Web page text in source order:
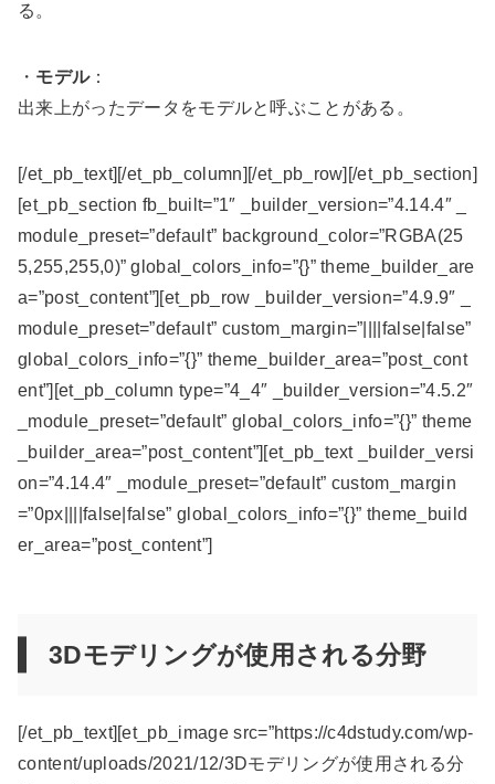
る。
・ モデル：
出来上がったデータをモデルと呼ぶことがある。
[/et_pb_text][/et_pb_column][/et_pb_row][/et_pb_section]
[et_pb_section fb_built=”1″ _builder_version=”4.14.4″ _
module_preset=”default” background_color=”RGBA(25
5,255,255,0)” global_colors_info=”{}” theme_builder_are
a=”post_content”][et_pb_row _builder_version=”4.9.9″ _
module_preset=”default” custom_margin=”||||false|false”
global_colors_info=”{}” theme_builder_area=”post_cont
ent”][et_pb_column type=”4_4″ _builder_version=”4.5.2″
_module_preset=”default” global_colors_info=”{}” theme
_builder_area=”post_content”][et_pb_text _builder_versi
on=”4.14.4″ _module_preset=”default” custom_margin
=”0px||||false|false” global_colors_info=”{}” theme_build
er_area=”post_content”]
3Dモデリングが使用される分野
[/et_pb_text][et_pb_image src=”https://c4dstudy.com/wp-
content/uploads/2021/12/3Dモデリングが使用される分